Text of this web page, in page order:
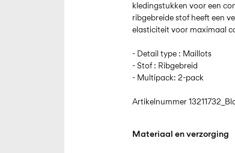
kledingstukken voor een
ribgebreide stof heeft een
elasticiteit voor maximaal
- Detail type : Maillots
- Stof : Ribgebreid
- Multipack: 2-pack
Artikelnummer
Materiaal en verzorging